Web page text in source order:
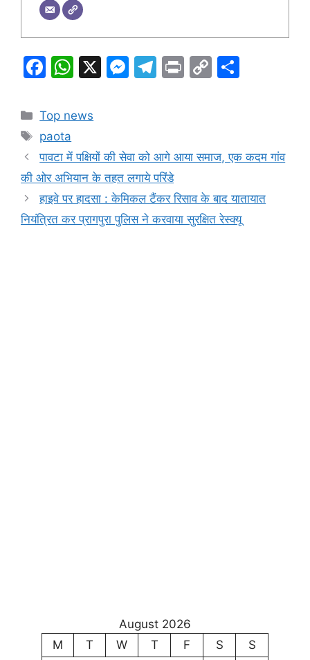
F
c
e
b
o
o
k
W
at
A
p
p
X
M
e
n
g
er
T
a
m
Pr C
Li
k
Categories
Top news
Tags
paota
पावटा में पक्षियों की सेवा को आगे आया समाज, एक कदम गांव
की ओर अभियान के तहत लगाये परिंडे
हाइवे पर हादसा : केमिकल टैंकर रिसाव के बाद यातायात
नियंत्रित कर प्रागपुरा पुलिस ने करवाया सुरक्षित रेस्क्यू
August 2026
M
T W T F S
S